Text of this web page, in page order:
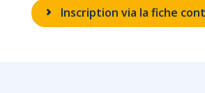
Inscription via la fiche